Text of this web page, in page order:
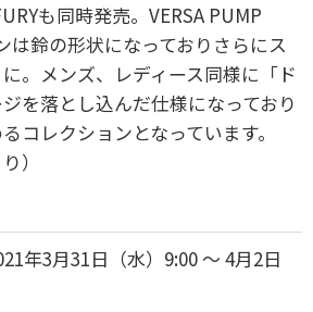
も同時発売。VERSA PUMP
は鈴の形状になっておりさらにス
。 メンズ、レディース同様に「ド
を落とし込んだ仕様になっており
コレクションとなっています。
）
年3月31日（水）9:00 〜 4月2日